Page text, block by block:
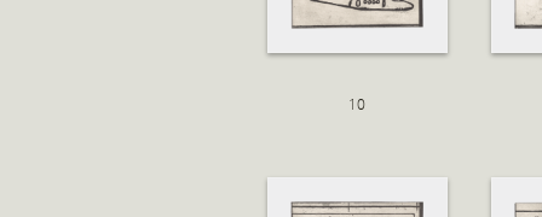
10